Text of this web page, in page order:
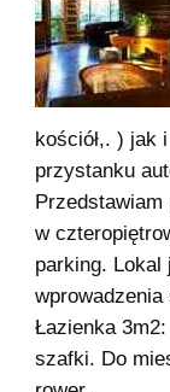
kościół,. ) jak
przystanku
w
parking. Lokal
Łazienka
szafki. Do